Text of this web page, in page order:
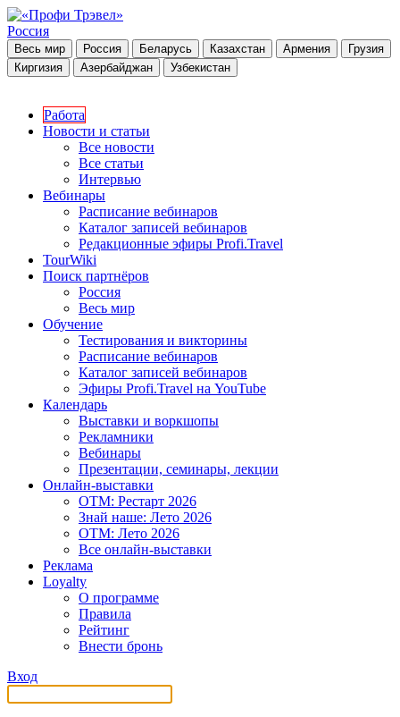
Россия
Весь мир Россия Беларусь Казахстан Армения
Грузия
Киргизия
Азербайджан Узбекистан
Работа
Новости и статьи
Все новости
Все статьи
Интервью
Вебинары
Расписание вебинаров
Каталог записей вебинаров
Редакционные эфиры Profi.Travel
TourWiki
Поиск партнёров
Россия
Весь мир
Обучение
Тестирования и викторины
Расписание вебинаров
Каталог записей вебинаров
Эфиры Profi.Travel на YouTube
Календарь
Выставки и воркшопы
Рекламники
Вебинары
Презентации, семинары, лекции
Онлайн-выставки
OTM: Рестарт 2026
Знай наше: Лето 2026
OTM: Лето 2026
Все онлайн-выставки
Реклама
Loyalty
О программе
Правила
Рейтинг
Внести бронь
Вход